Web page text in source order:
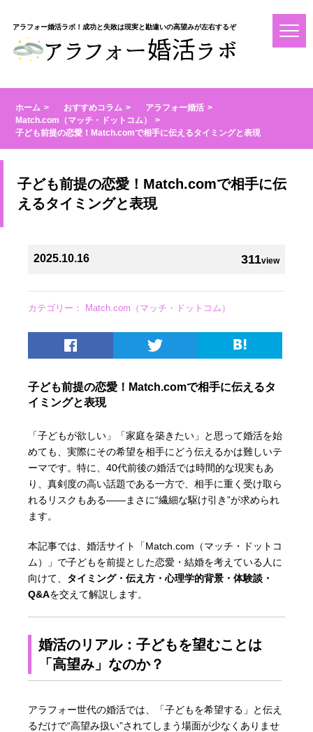
アラフォー婚活ラボ！成功と失敗は現実と勘違いの高望みが左右するぞ
ホーム おすすめコラム
アラフォー婚活
Match.com（マッチ・ドットコム）
子ども前提の恋愛！Match.comで相手に伝えるタイミングと表現
子ども前提の恋愛！Match.comで相手に伝
えるタイミングと表現
311view
2025.10.16
カテゴリー： Match.com（マッチ・ドットコム）
子ども前提の恋愛！Match.comで相手に伝えるタ
イミングと表現
「子どもが欲しい」「家庭を築きたい」と思って婚活を始
めても、実際にその希望を相手にどう伝えるかは難しいテ
ーマです。特に、40代前後の婚活では時間的な現実もあ
り、真剣度の高い話題である一方で、相手に重く受け取ら
れるリスクもある――まさに“繊細な駆け引き”が求められ
ます。
本記事では、婚活サイト「Match.com（マッチ・ドットコ
ム）」で子どもを前提とした恋愛・結婚を考えている人に
向けて、 タイミング・伝え方・心理学的背景・体験談・
Q&Aを交えて解説します。
婚活のリアル：子どもを望むことは
「高望み」なのか？
アラフォー世代の婚活では、「子どもを希望する」と伝え
るだけで“高望み扱い”されてしまう場面が少なくありませ